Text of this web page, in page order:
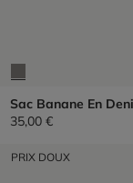
Sac Banane En
35,00 €
PRIX DOUX